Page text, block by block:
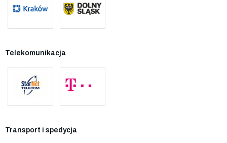
Telekomunikacja
Transport i spedycja